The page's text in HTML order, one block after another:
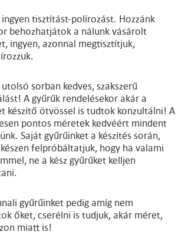
ingyen tisztítást-polírozást. Hozzánk
behozhatjátok a nálunk vásárolt
ingyen, azonnal megtisztítjuk,
utolsó sorban kedves, szakszerű
A gyűrűk rendelésekor akár a
készítő ötvössel is tudtok konzultálni! A
pontos méretek kedvéért mindent
Saját gyűrűinket a készítés során,
felpróbáltatjuk, hogy ha valami
ne a kész gyűrűket kelljen
gyűrűinket pedig amíg nem
őket, cserélni is tudjuk, akár méret,
miatt is!